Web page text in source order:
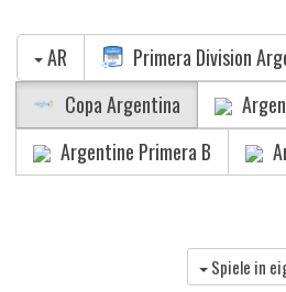
AR
Primera Division
Copa Argentina
Argentine Primera B
Spiele in